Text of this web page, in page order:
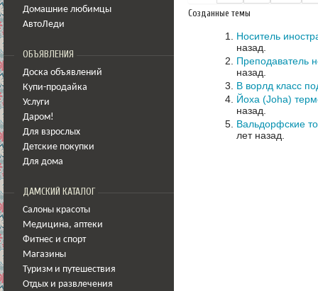
Домашние любимцы
АвтоЛеди
ОБЪЯВЛЕНИЯ
Доска объявлений
Купи-продайка
Услуги
Даром!
Для взрослых
Детские покупки
Для дома
ДАМСКИЙ КАТАЛОГ
Салоны красоты
Медицина, аптеки
Фитнес и спорт
Магазины
Туризм и путешествия
Отдых и развлечения
Созданные темы
Носитель
назад.
Преподаватель
назад.
В ворлд класс
Йоха (Joha)
назад.
Вальдорфские
лет назад.